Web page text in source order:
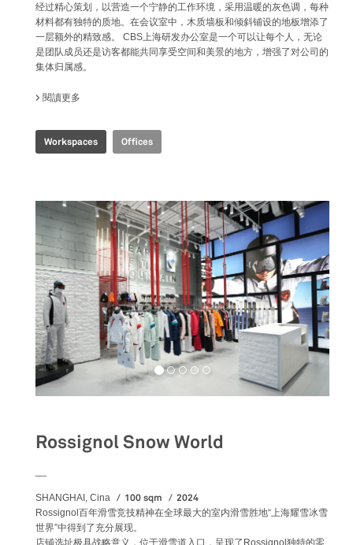
经过精心策划，以营造一个宁静的工作环境，采用温暖的灰色调，每种
材料都有独特的质地。在会议室中，木质墙板和倾斜铺设的地板增添了
一层额外的精致感。 CBS上海研发办公室是一个可以让每个人，无论
是团队成员还是访客都能共同享受空间和美景的地方，增强了对公司的
集体归属感。
閱讀更多
Workspaces Offices
Rossignol Snow World
SHANGHAI, Cina 100 sqm 2024
Rossignol百年滑雪竞技精神在全球最大的室内滑雪胜地“上海耀雪冰雪
世界”中得到了充分展现。
店铺选址极具战略意义，位于滑雪道入口，呈现了Rossignol独特的零